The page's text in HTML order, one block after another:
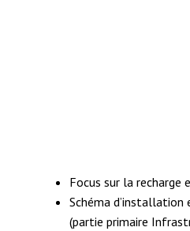
Focus sur la recharge
Schéma
(partie primaire